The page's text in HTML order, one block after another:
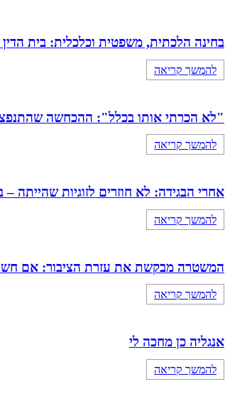
בחינה הלכתית, משפטית וכלכלית: בית
להמשך קריאה
"לא הכרתי אותו בכלל": ההכחשה שהתנפצה –
להמשך קריאה
אחרי הבגידה: לא חוזרים לזוגיות שהייתה –
להמשך קריאה
המשטרה מבקשת את עזרת הציבור: אם
להמשך קריאה
אנגליה כן מחכה לי
להמשך קריאה